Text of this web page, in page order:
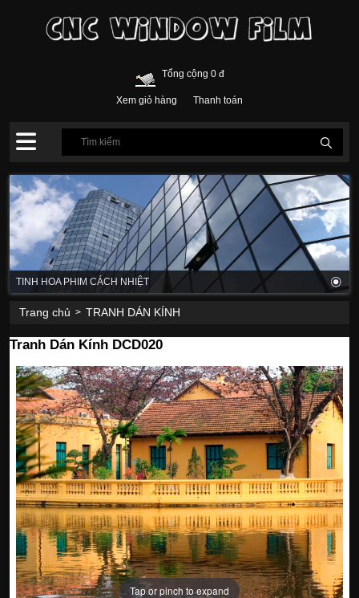
Tổng cộng 0 đ
Xem giỏ hàng Thanh toán
TINH HOA PHIM CÁCH NHIỆT
Trang chủ > TRANH DÁN KÍNH
Tranh Dán Kính DCD020
Tap or pinch to expand